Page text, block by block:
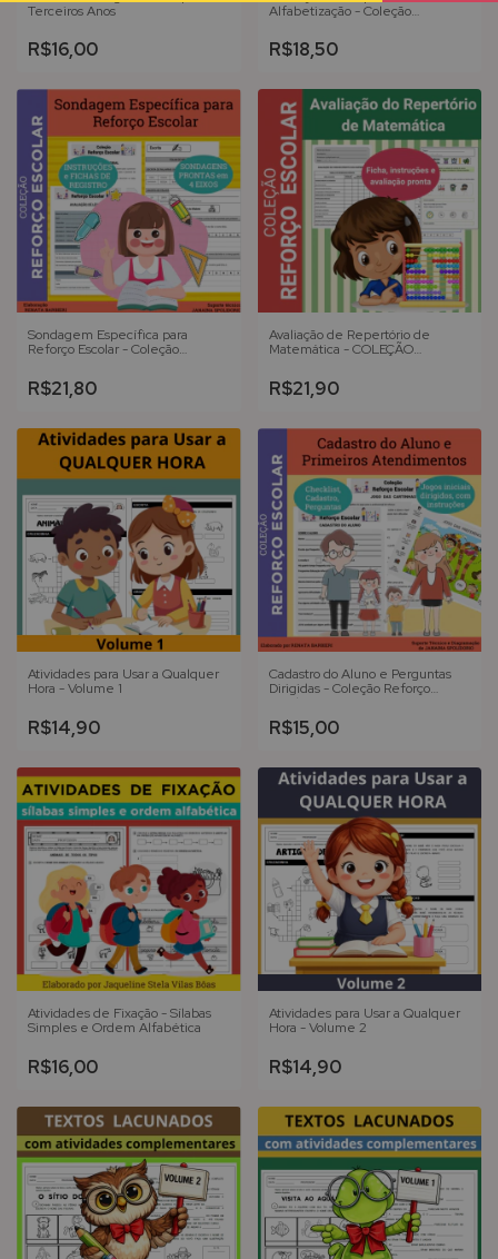
Terceiros Anos
R$16,00
Alfabetização - Coleção
R$18,50
Sondagem Específica para
Reforço Escolar - Coleção
R$21,80
Avaliação de Repertório de
Matemática - COLEÇÃO
R$21,90
Atividades para Usar a Qualquer
Hora - Volume 1
R$14,90
Cadastro do Aluno e Perguntas
Dirigidas - Coleção Reforço
Escolar
R$15,00
Atividades de Fixação - Sílabas
Simples e Ordem Alfabética
R$16,00
Atividades para Usar a Qualquer
Hora - Volume 2
R$14,90